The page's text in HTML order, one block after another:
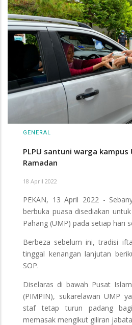
GENERAL
PLPU santuni warga kampus
Ramadan
18 April 2022
PEKAN, 13 April 2022 -
berbuka puasa disediakan
Pahang (UMP) pada setiap hari
Berbeza sebelum ini, tradisi
tinggal kenangan lanjutan
SOP.
Diselaras di bawah Pusat
(PIMPIN), sukarelawan UMP
staf tetap turun padang
memasak mengikut giliran